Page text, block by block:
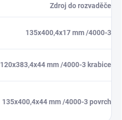
Zdroj do rozvaděče
135x400,4x17 mm /4000-3
120x383,4x44 mm /4000-3 krabice
135x400,4x44 mm /4000-3 povrch